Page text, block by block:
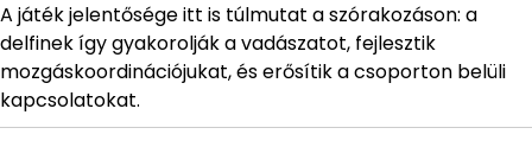
A játék jelentősége itt is túlmutat a szórakozáson: a
delfinek így gyakorolják a vadászatot, fejlesztik
mozgáskoordinációjukat, és erősítik a csoporton belüli
kapcsolatokat.